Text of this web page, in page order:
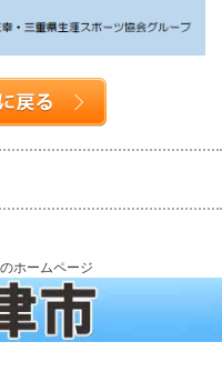
ホームページ